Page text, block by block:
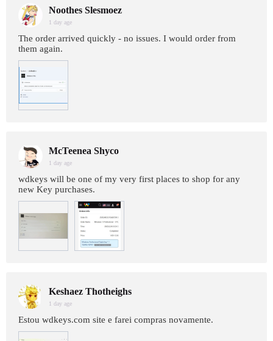
Noothes Slesmoez
1 day age
The order arrived quickly - no issues. I would order from
them again.
McTeenea Shyco
1 day age
wdkeys will be one of my very first places to shop for any
new Key purchases.
Keshaez Thotheighs
1 day age
Estou wdkeys.com site e farei compras novamente.